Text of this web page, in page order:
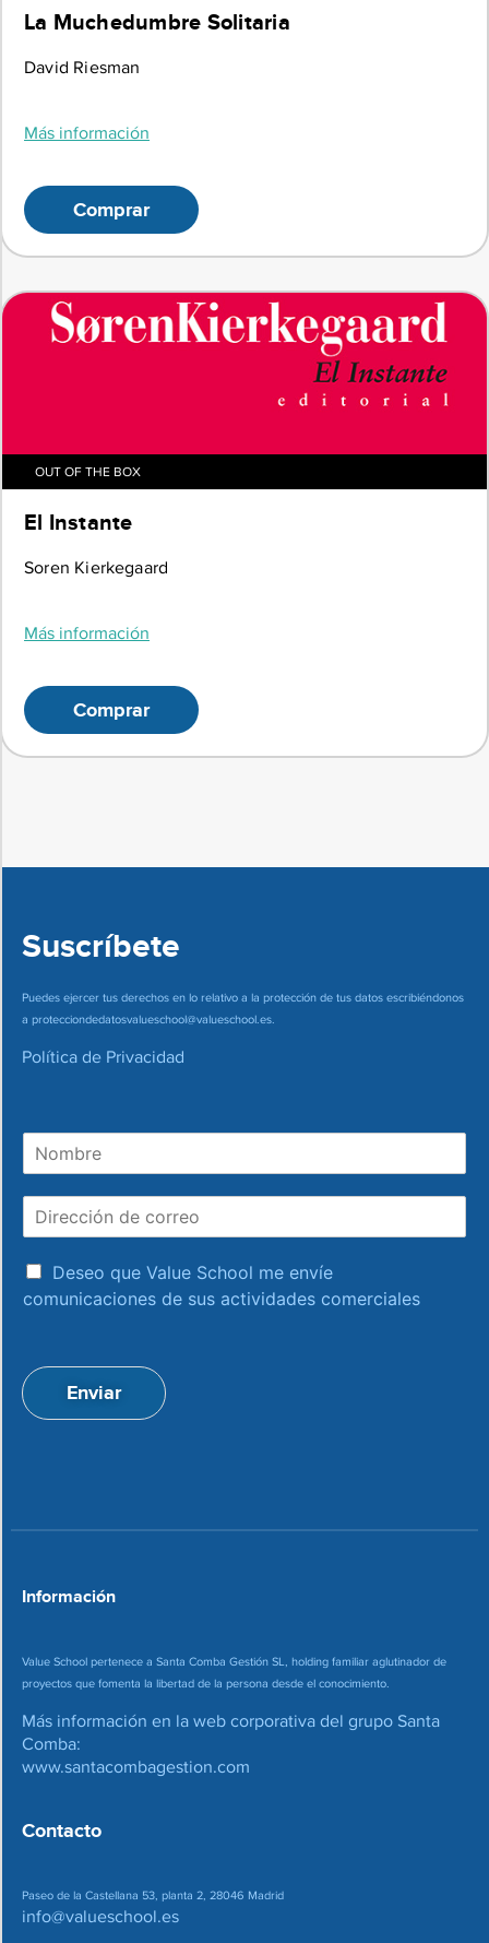
La Muchedumbre Solitaria
David Riesman
Más información
Comprar
OUT OF THE BOX
El Instante
Soren Kierkegaard
Más información
Comprar
Suscríbete
Puedes ejercer tus derechos en lo relativo a la protección de tus datos escribiéndonos
a protecciondedatosvalueschool@valueschool.es.
Política de Privacidad
e
c
n
d
e
a
c
a
c
Deseo que Value School me envíe
comunicaciones de sus actividades comerciales
Enviar
Información
Value School pertenece a Santa Comba Gestión SL, holding familiar aglutinador de
proyectos que fomenta la libertad de la persona desde el conocimiento.
Más información en la web corporativa del grupo Santa
Comba:
www.santacombagestion.com
Contacto
Paseo de la Castellana 53, planta 2, 28046 Madrid
info@valueschool.es